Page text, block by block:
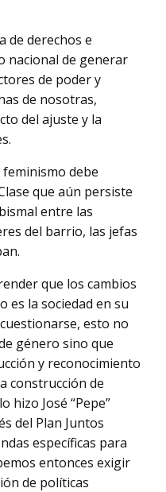
de derechos e
nacional de generar
de poder y
de nosotras,
del ajuste y la
debe
que aún persiste
entre las
del barrio, las jefas
que los cambios
es la sociedad en su
esto no
género sino que
y reconocimiento
construcción de
hizo José “Pepe”
del Plan Juntos
específicas para
entonces exigir
de políticas